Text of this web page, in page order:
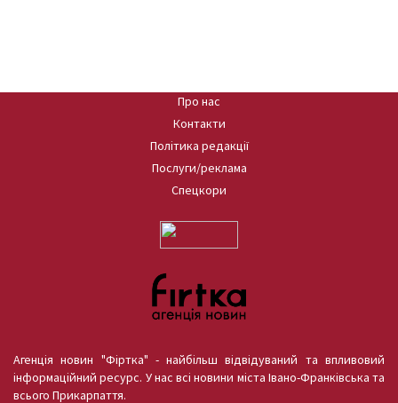
Про нас
Контакти
Політика редакції
Послуги/реклама
Спецкори
Агенція новин "Фіртка" - найбільш відвідуваний та впливовий
інформаційний ресурс. У нас всі новини міста Івано-Франківська та
всього Прикарпаття.